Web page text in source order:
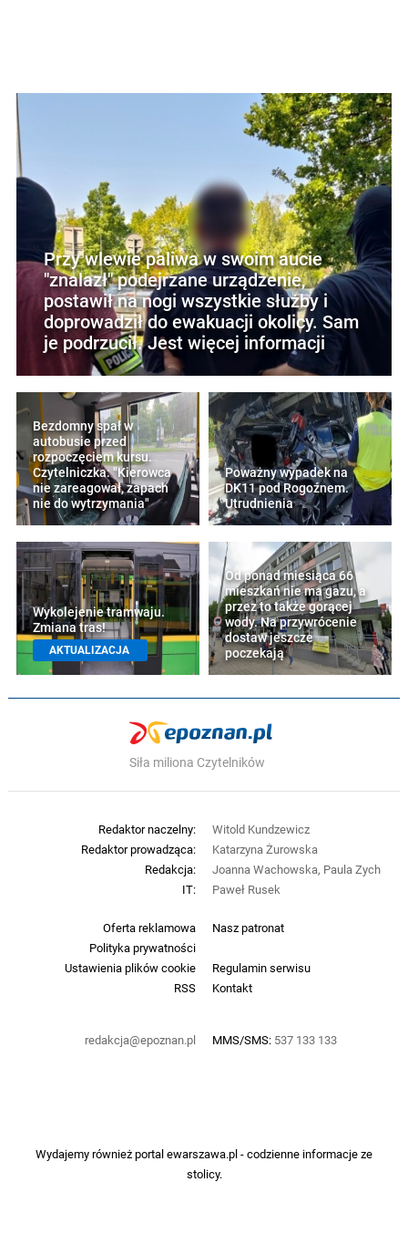
Przy wlewie paliwa w swoim aucie
"znalazł" podejrzane urządzenie,
postawił na nogi wszystkie służby i
doprowadził do ewakuacji okolicy. Sam
je podrzucił. Jest więcej informacji
Bezdomny spał w
autobusie przed
rozpoczęciem kursu.
Czytelniczka: "Kierowca
nie zareagował, zapach
nie do wytrzymania"
Poważny wypadek na
DK11 pod Rogoźnem.
Utrudnienia
Wykolejenie tramwaju.
Zmiana tras!
AKTUALIZACJA
Od ponad miesiąca 66
mieszkań nie ma gazu, a
przez to także gorącej
wody. Na przywrócenie
dostaw jeszcze
poczekają
Siła miliona Czytelników
Oferta reklamowa
Nasz patronat
Polityka prywatności
Ustawienia plików cookie
Regulamin serwisu
RSS
Kontakt
redakcja@epoznan.pl MMS/SMS: 537 133 133
Redaktor naczelny:
Witold Kundzewicz
Redaktor prowadząca:
Katarzyna Żurowska
Redakcja:
Joanna Wachowska, Paula Zych
IT:
Paweł Rusek
Wydajemy również portalewarszawa.pl- codzienne informacje ze
stolicy.